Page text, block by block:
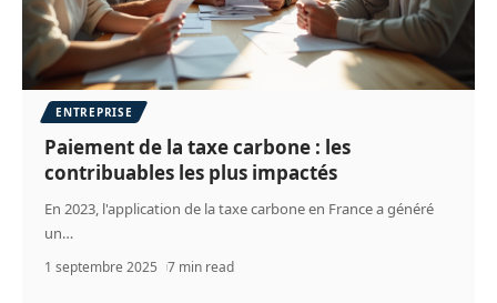
ENTREPRISE
Paiement de la taxe carbone : les
contribuables les plus impactés
En 2023, l'application de la taxe carbone en France a généré
un…
1 septembre 2025 7 min read